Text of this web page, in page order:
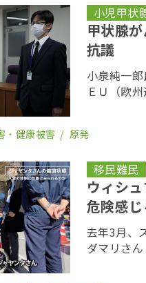
小児甲状
甲状腺
抗議
小泉純一
ＥＵ（欧
島県の内堀
・健康被害 原発
移民難民
ウィシ
危険感
去年3月、
ダマリさ